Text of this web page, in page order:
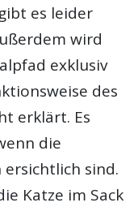
es leider
wird
exklusiv
des
erklärt. Es
die
ersichtlich sind.
Katze im Sack